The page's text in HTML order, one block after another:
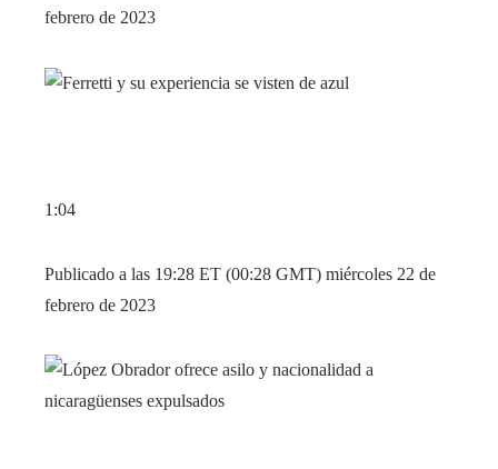
febrero de 2023
1:04
Publicado a las 19:28 ET (00:28 GMT) miércoles 22 de
febrero de 2023